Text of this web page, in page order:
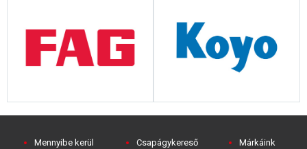
Mennyibe kerül
Csapágykereső
Márkáink